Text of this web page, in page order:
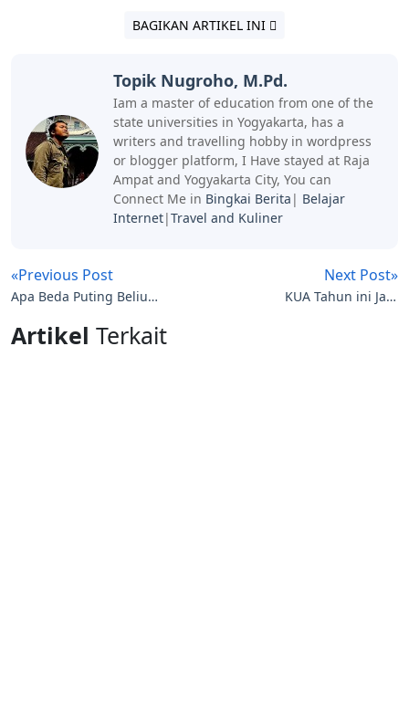
BAGIKAN ARTIKEL INI
Topik Nugroho, M.Pd.
Iam a master of education from one of the
state universities in Yogyakarta, has a
writers and travelling hobby in wordpress
or blogger platform, I Have stayed at Raja
Ampat and Yogyakarta City, You can
Connect Me in Bingkai Berita | Belajar
Internet|Travel and Kuliner
«Previous Post
Apa Beda Puting Beliung
Next Post»
KUA Tahun ini Jadi
Artikel Terkait